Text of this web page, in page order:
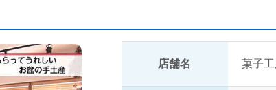
店舗名 菓子